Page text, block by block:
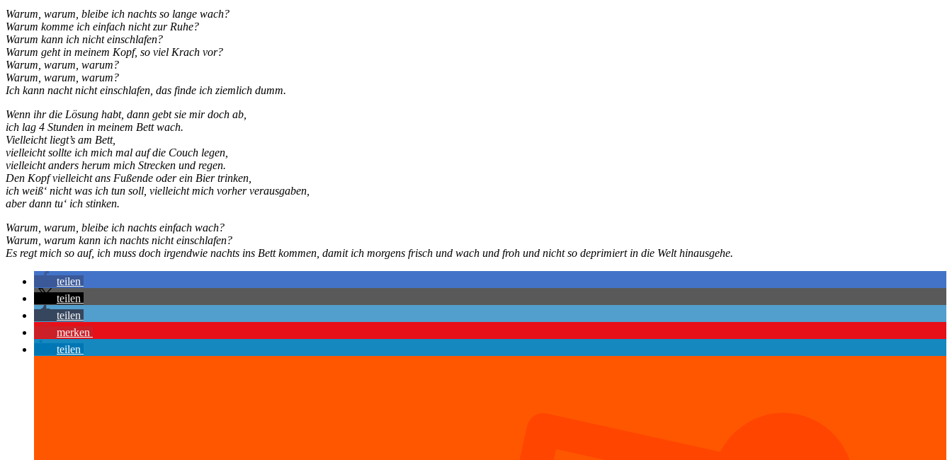
Warum, warum, bleibe ich nachts so lange wach?
Warum komme ich einfach nicht zur Ruhe?
Warum kann ich nicht einschlafen?
Warum geht in meinem Kopf, so viel Krach vor?
Warum, warum, warum?
Warum, warum, warum?
Ich kann nacht nicht einschlafen, das finde ich ziemlich dumm.
Wenn ihr die Lösung habt, dann gebt sie mir doch ab,
ich lag 4 Stunden in meinem Bett wach.
Vielleicht liegt’s am Bett,
vielleicht sollte ich mich mal auf die Couch legen,
vielleicht anders herum mich Strecken und regen.
Den Kopf vielleicht ans Fußende oder ein Bier trinken,
ich weiß‘ nicht was ich tun soll, vielleicht mich vorher verausgaben,
aber dann tu‘ ich stinken.
Warum, warum, bleibe ich nachts einfach wach?
Warum, warum kann ich nachts nicht einschlafen?
Es regt mich so auf, ich muss doch irgendwie nachts ins Bett kommen, damit ich morgens frisch und wach und froh und nicht so deprimiert in die Welt hinausgehe.
teilen
teilen
teilen
merken
teilen